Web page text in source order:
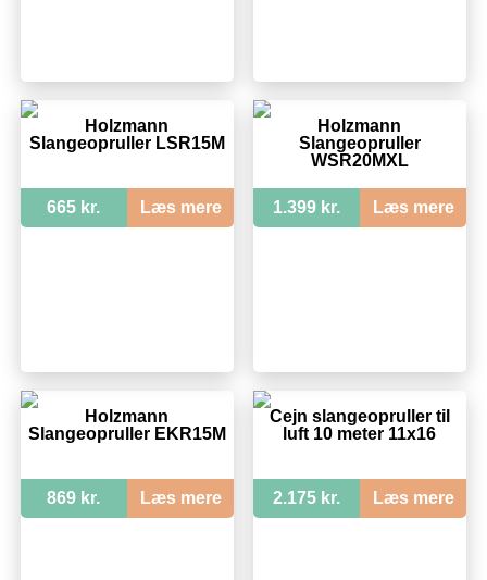
Holzmann
Slangeopruller LSR15M
665 kr. Læs mere
Holzmann
Slangeopruller
WSR20MXL
1.399 kr. Læs mere
Holzmann
Slangeopruller EKR15M
869 kr. Læs mere
Cejn slangeopruller til
luft 10 meter 11x16
2.175 kr. Læs mere